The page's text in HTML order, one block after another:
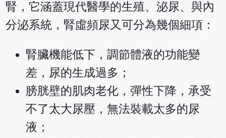
腎，它涵蓋現代醫學的生殖、泌尿、與內
分泌系統，腎虛頻尿又可分為幾個細項：
腎臟機能低下，調節體液的功能變
差，尿的生成過多；
膀胱壁的肌肉老化，彈性下降，承受
不了太大尿壓，無法裝載太多的尿
液；